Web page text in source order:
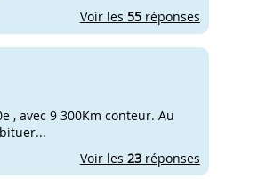
Voir les 55réponses
, avec 9 300Km conteur. Au
Voir les 23réponses